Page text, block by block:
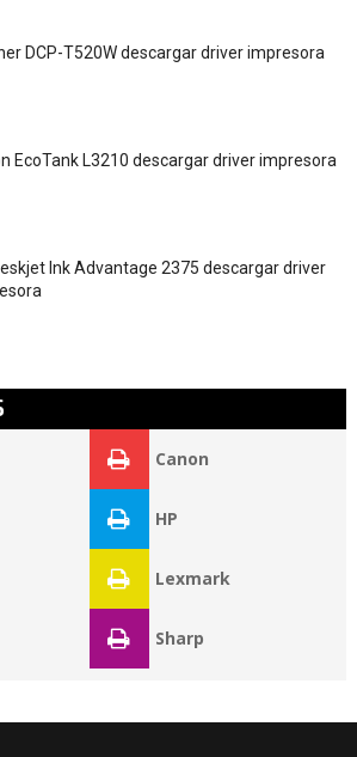
DCP-T520W descargar driver impresora
EcoTank L3210 descargar driver impresora
Ink Advantage 2375 descargar driver
Canon
HP
Lexmark
Sharp